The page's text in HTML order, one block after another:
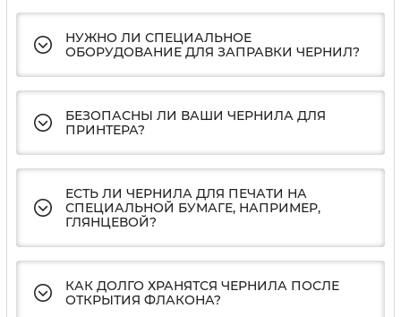
НУЖНО ЛИ СПЕЦИАЛЬНОЕ
ОБОРУДОВАНИЕ ДЛЯ ЗАПРАВКИ ЧЕРНИЛ?
БЕЗОПАСНЫ ЛИ ВАШИ ЧЕРНИЛА ДЛЯ
ПРИНТЕРА?
ЕСТЬ ЛИ ЧЕРНИЛА ДЛЯ ПЕЧАТИ НА
СПЕЦИАЛЬНОЙ БУМАГЕ, НАПРИМЕР,
ГЛЯНЦЕВОЙ?
КАК ДОЛГО ХРАНЯТСЯ ЧЕРНИЛА ПОСЛЕ
ОТКРЫТИЯ ФЛАКОНА?